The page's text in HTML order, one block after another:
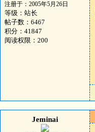
注册于：2005年5月26日
等级：站长
帖子数：6467
积分：41847
阅读权限：200
Jeminai